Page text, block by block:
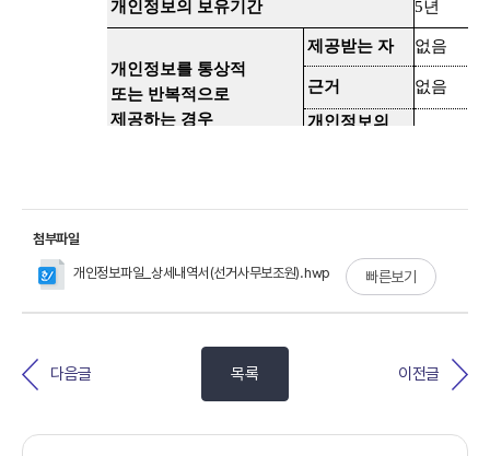
첨부파일
개인정보파일_상세내역서(선거사무보조원).hwp 빠른보기
다음글 이전글
목록